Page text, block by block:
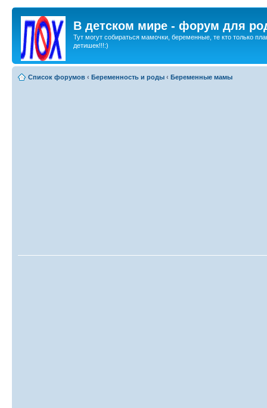
В детском мире - форум для
Тут могут собираться мамочки, беременные, те кто только
детишек!!!:)
Список форумов ‹ Беременность и роды ‹ Беременные мамы